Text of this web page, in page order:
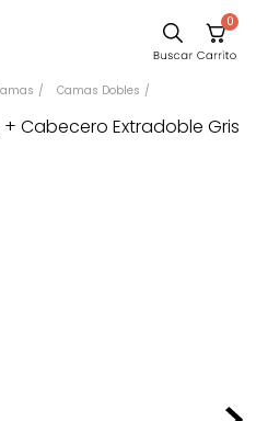
0
Camas Dobles
Cabecero Extradoble Gris